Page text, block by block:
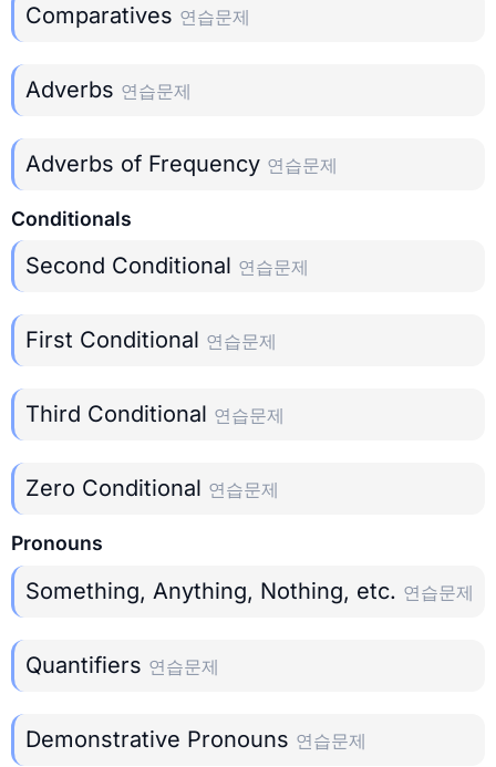
Comparatives 연습문제
Adverbs 연습문제
Adverbs of Frequency 연습문제
Conditionals
Second Conditional 연습문제
First Conditional 연습문제
Third Conditional 연습문제
Zero Conditional 연습문제
Pronouns
Something, Anything, Nothing, etc. 연습문제
Quantifiers 연습문제
Demonstrative Pronouns 연습문제